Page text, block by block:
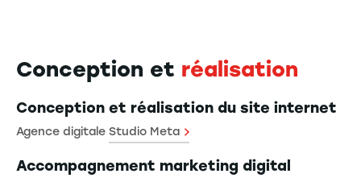
Conception et réalisation
Conception et réalisation du site internet
Agence digitale Studio Meta
Accompagnement marketing digital